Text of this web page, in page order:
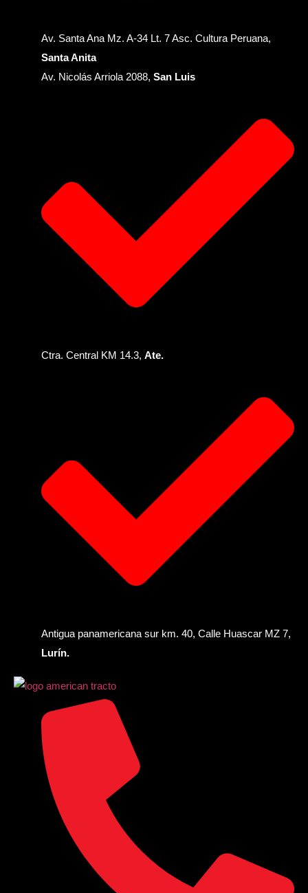
Av. Santa Ana Mz. A-34 Lt. 7 Asc. Cultura Peruana,
Santa Anita
Av. Nicolás Arriola 2088, San Luis
Ctra. Central KM 14.3, Ate.
Antigua panamericana sur km. 40, Calle Huascar MZ 7,
Lurín.